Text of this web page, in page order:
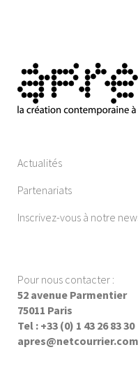
Actualités
Partenariats
Inscrivez-vous à notre
Pour nous contacter :
52 avenue Parmentier
75011 Paris
Tel : +33 (0) 1 43 26 83 30
apres@netcourrier.com